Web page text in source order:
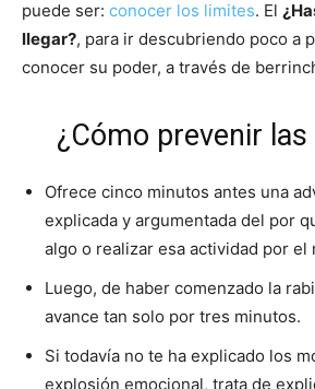
puede ser: conocer los limites. El
llegar?, para ir descubriendo poco a
conocer su poder, a través de
¿Cómo prevenir las
Ofrece cinco minutos antes una
explicada y argumentada del por
algo o realizar esa actividad por el
Luego, de haber comenzado la
avance tan solo por tres minutos.
Si todavía no te ha explicado los
explosión emocional, trata de